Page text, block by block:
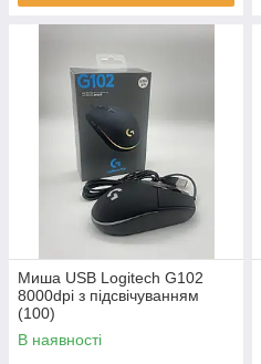
Миша USB Logitech G102
8000dpi з підсвічуванням
(100)
В наявності